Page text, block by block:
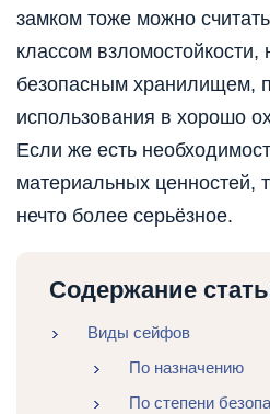
замком тоже можно
классом взломостойкости,
безопасным хранилищем,
использования в хорошо
Если же есть
материальных ценностей,
нечто более серьёзное.
Содержание
Виды сейфов
По назначению
По степени